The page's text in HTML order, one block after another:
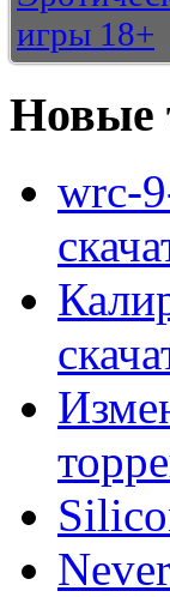
Новые
wrc-